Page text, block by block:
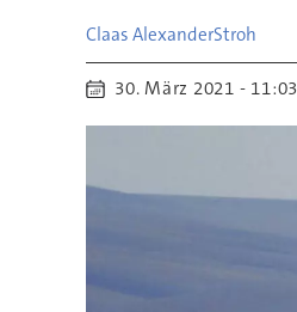
Claas AlexanderStroh
30. März 2021 - 11:03